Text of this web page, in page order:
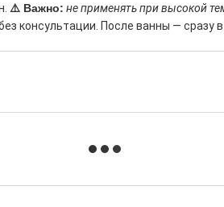
⚠️ Важно: не применять при высокой
консультации. После ванны — сразу в